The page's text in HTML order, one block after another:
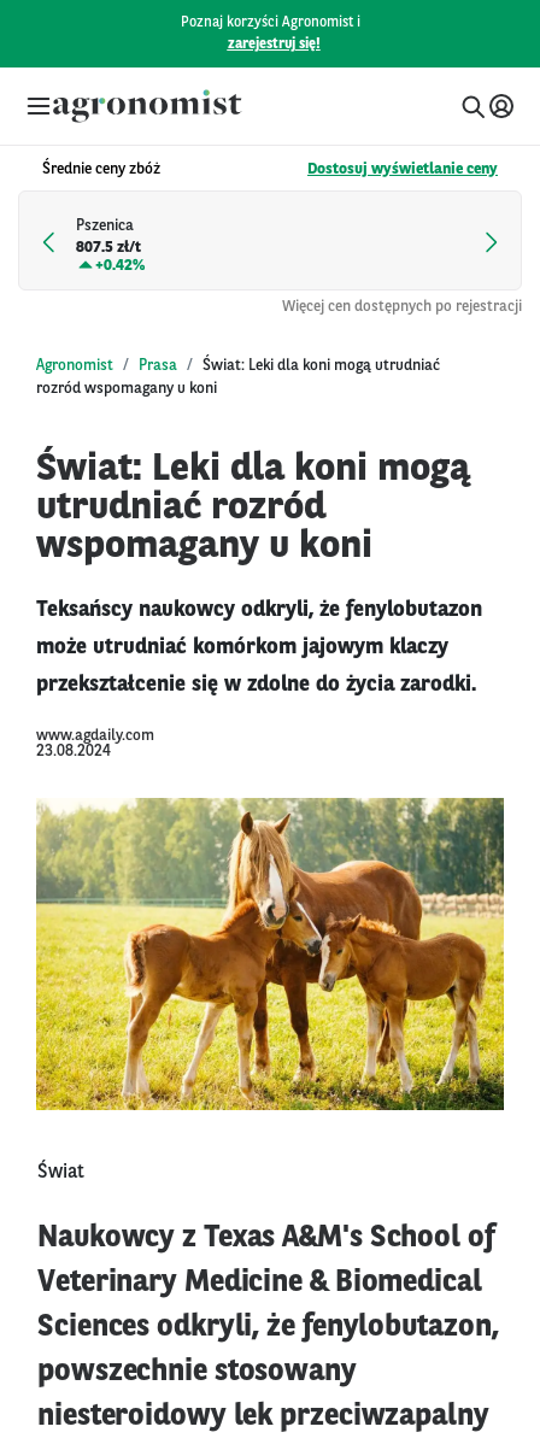
Poznaj korzyści Agronomist i
zarejestruj się!
Średnie ceny zbóż Dostosuj wyświetlanie ceny
Pszenica
807.5 zł/t
+0.42%
Więcej cen dostępnych po rejestracji
Agronomist Prasa
Świat: Leki dla koni mogą utrudniać
rozród wspomagany u koni
Świat: Leki dla koni mogą
utrudniać rozród
wspomagany u koni
Teksańscy naukowcy odkryli, że fenylobutazon
może utrudniać komórkom jajowym klaczy
przekształcenie się w zdolne do życia zarodki.
www.agdaily.com
23.08.2024
Świat
Naukowcy z Texas A&M's School of
Veterinary Medicine & Biomedical
Sciences odkryli, że fenylobutazon,
powszechnie stosowany
niesteroidowy lek przeciwzapalny